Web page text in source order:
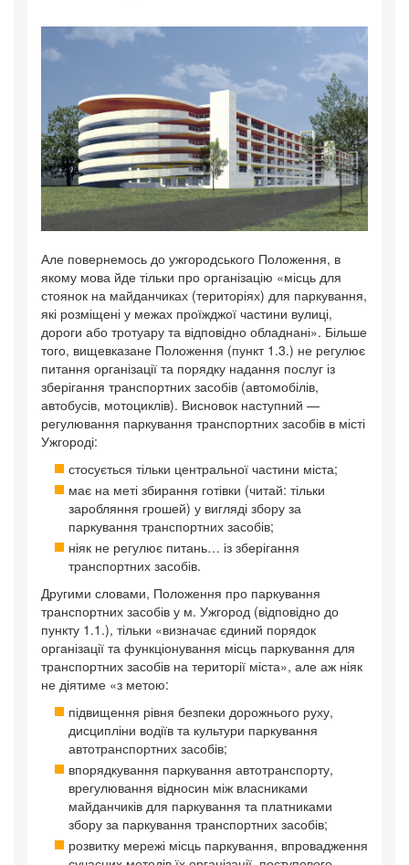
Але повернемось до ужгородського Положення, в
якому мова йде тільки про організацію «місць для
стоянок на майданчиках (територіях) для паркування,
які розміщені у межах проїжджої частини вулиці,
дороги або тротуару та відповідно обладнані». Більше
того, вищевказане Положення (пункт 1.3.) не регулює
питання організації та порядку надання послуг із
зберігання транспортних засобів (автомобілів,
автобусів, мотоциклів). Висновок наступний —
регулювання паркування транспортних засобів в місті
Ужгороді:
стосується тільки центральної частини міста;
має на меті збирання готівки (читай: тільки
заробляння грошей) у вигляді збору за
паркування транспортних засобів;
ніяк не регулює питань… із зберігання
транспортних засобів.
Другими словами, Положення про паркування
транспортних засобів у м. Ужгород (відповідно до
пункту 1.1.), тільки «визначає єдиний порядок
організації та функціонування місць паркування для
транспортних засобів на території міста», але аж ніяк
не діятиме «з метою:
підвищення рівня безпеки дорожнього руху,
дисципліни водіїв та культури паркування
автотранспортних засобів;
впорядкування паркування автотранспорту,
врегулювання відносин між власниками
майданчиків для паркування та платниками
збору за паркування транспортних засобів;
розвитку мережі місць паркування, впровадження